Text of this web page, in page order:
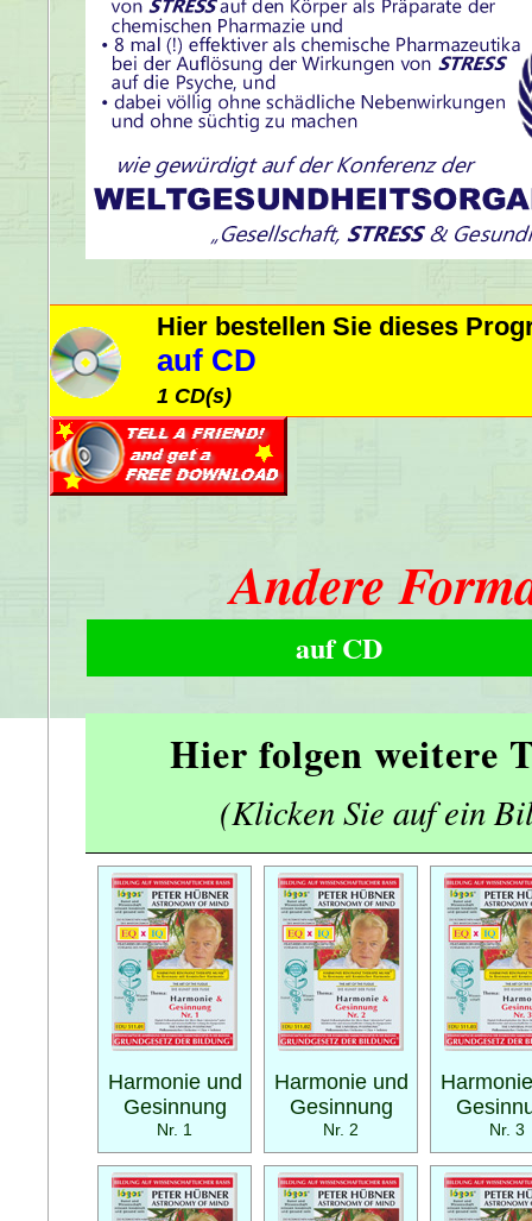
Hier bestellen Sie dieses
auf CD
1 CD(s)
Andere
auf CD
Hier folgen weitere
(Klicken Sie auf ein
Harmonie und
Gesinnung
Nr. 1
Harmonie und
Gesinnung
Nr. 2 Nr. 3